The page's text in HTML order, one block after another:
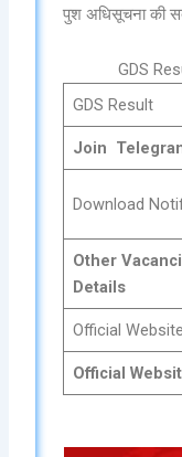
पुश अधिसूचना की
GDS
GDS Result
Join
Download
Other
Details
Official Website
Official